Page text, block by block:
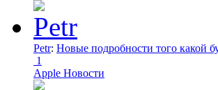
Petr: Новые подробности того какой
1
Apple Новости